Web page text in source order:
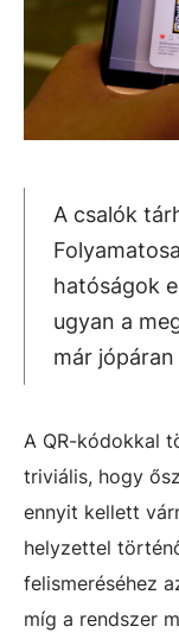
A csalók
hatóságok
ugyan a
már
A QR-kódokkal
triviális, hogy
ennyit kellett
helyzettel
felismeréséhez
míg a rendszer